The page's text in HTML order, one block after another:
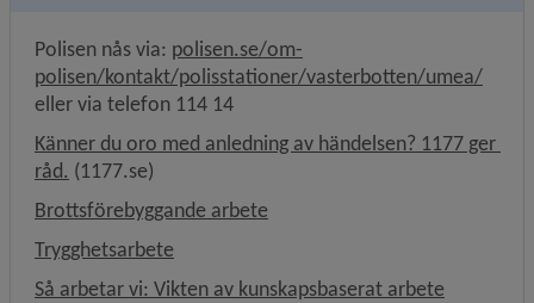
Polisen nås via: polisen.se/om-
polisen/kontakt/polisstationer/vasterbotten/umea/Länk
eller via telefon 114 14
Känner du oro med anledning av händelsen? 1177 ger
råd. Länk till annan webbplats, öppnas i nytt fönster.
(1177.se)
Brottsförebyggande arbete
Trygghetsarbete
Så arbetar vi: Vikten av kunskapsbaserat arbete